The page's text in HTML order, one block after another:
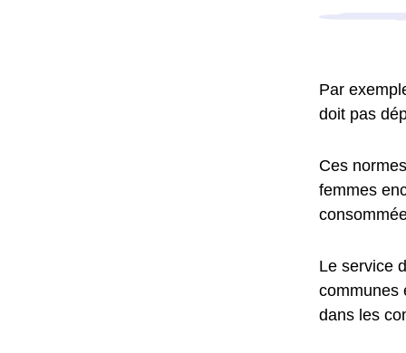
Par
doit pas
Ces
femmes
Le service
communes
dans les